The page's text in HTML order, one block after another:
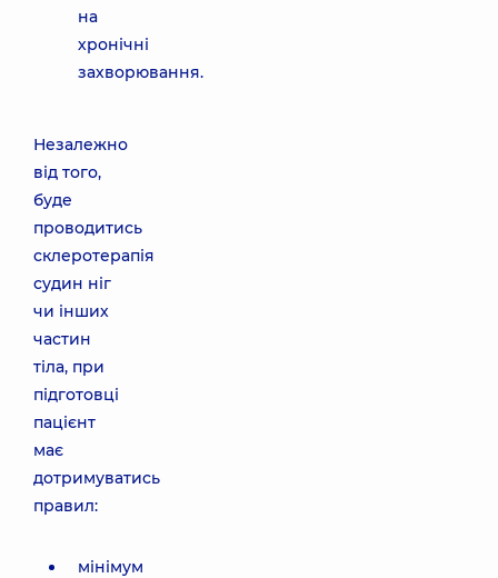
на
хронічні
захворювання.
Незалежно
від того,
буде
проводитись
склеротерапія
судин ніг
чи інших
частин
тіла, при
підготовці
пацієнт
має
дотримуватись
правил:
мінімум